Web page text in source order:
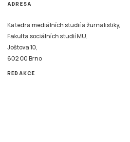
ADRESA
Katedra mediálních studií a žurnalistiky,
Fakulta sociálních studií MU,
Joštova 10,
602 00 Brno
REDAKCE